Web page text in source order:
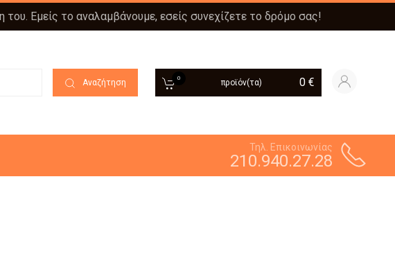
Εμείς το αναλαμβάνουμε, εσείς συνεχίζετε το δρόμο σας!
Αναζήτηση 0 προϊόν(τα) 0 €
Τηλ. Επικοινωνίας
210.940.27.28